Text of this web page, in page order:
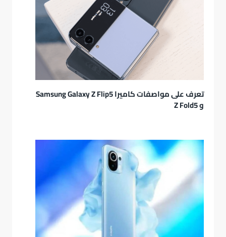
تعرف على مواصفات كاميرا Samsung Galaxy Z Flip5
و Z Fold5